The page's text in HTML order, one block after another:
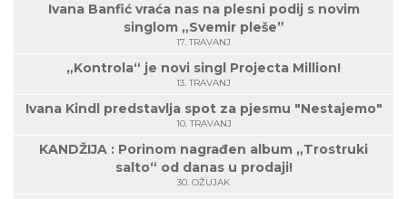
Ivana Banfić vraća nas na plesni podij s novim
singlom „Svemir pleše”
17. TRAVANJ
„Kontrola“ je novi singl Projecta Million!
13. TRAVANJ
Ivana Kindl predstavlja spot za pjesmu "Nestajemo"
10. TRAVANJ
KANDŽIJA : Porinom nagrađen album „Trostruki
salto“ od danas u prodaji!
30. OŽUJAK